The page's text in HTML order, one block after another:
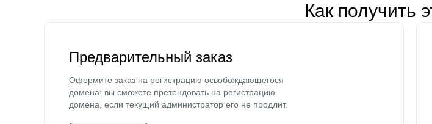
Как получить
Предварительный заказ
Оформите заказ на регистрацию освобождающегося
домена: вы сможете претендовать на регистрацию
домена, если текущий администратор его не продлит.